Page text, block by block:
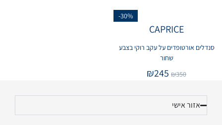
-30%
CAPRICE
סנדלים אורטופדים על עקב רוקי בצבע
שחור
₪350
₪245
אזור אישי